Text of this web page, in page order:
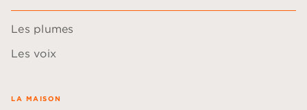
Les plumes
Les voix
LA MAISON